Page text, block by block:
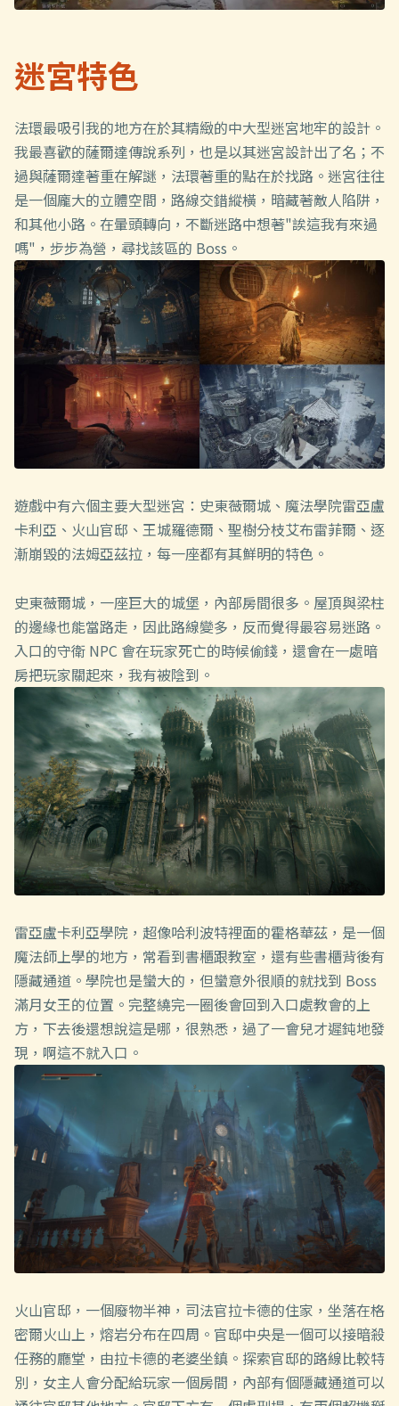
迷宮特色
法環最吸引我的地方在於其精緻的中大型迷宮地牢的設計。
我最喜歡的薩爾達傳說系列，也是以其迷宮設計出了名；不
過與薩爾達著重在解謎，法環著重的點在於找路。迷宮往往
是一個龐大的立體空間，路線交錯縱橫，暗藏著敵人陷阱，
和其他小路。在暈頭轉向，不斷迷路中想著"誒這我有來過
嗎"，步步為營，尋找該區的 Boss。
遊戲中有六個主要大型迷宮：史東薇爾城、魔法學院雷亞盧
卡利亞、火山官邸、王城羅德爾、聖樹分枝艾布雷菲爾、逐
漸崩毀的法姆亞茲拉，每一座都有其鮮明的特色。
史東薇爾城，一座巨大的城堡，內部房間很多。屋頂與梁柱
的邊緣也能當路走，因此路線變多，反而覺得最容易迷路。
入口的守衛 NPC 會在玩家死亡的時候偷錢，還會在一處暗
房把玩家關起來，我有被陰到。
雷亞盧卡利亞學院，超像哈利波特裡面的霍格華茲，是一個
魔法師上學的地方，常看到書櫃跟教室，還有些書櫃背後有
隱藏通道。學院也是蠻大的，但蠻意外很順的就找到 Boss
滿月女王的位置。完整繞完一圈後會回到入口處教會的上
方，下去後還想說這是哪，很熟悉，過了一會兒才遲鈍地發
現，啊這不就入口。
火山官邸，一個廢物半神，司法官拉卡德的住家，坐落在格
密爾火山上，熔岩分布在四周。官邸中央是一個可以接暗殺
任務的廳堂，由拉卡德的老婆坐鎮。探索官邸的路線比較特
別，女主人會分配給玩家一個房間，內部有個隱藏通道可以